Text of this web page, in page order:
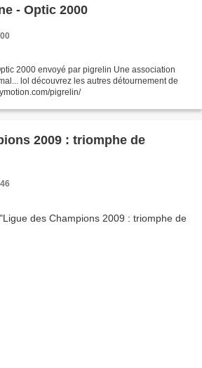
- Optic 2000
2000 envoyé par pigrelin Une association
lol découvrez les autres détournement de
pigrelin/
2009 : triomphe de